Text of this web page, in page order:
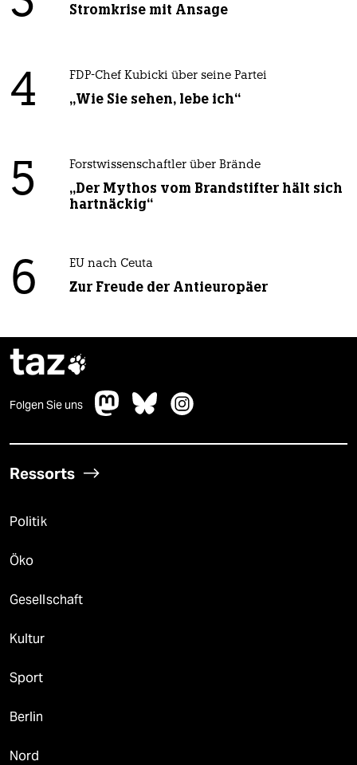
Stromkrise mit Ansage
4 FDP-Chef Kubicki über seine Partei
„Wie Sie sehen, lebe ich“
5 Forstwissenschaftler über Brände
„Der Mythos vom Brandstifter hält sich
hartnäckig“
6 EU nach Ceuta
Zur Freude der Antieuropäer
taz
Folgen Sie uns
Ressorts
Politik
Öko
Gesellschaft
Kultur
Sport
Berlin
Nord